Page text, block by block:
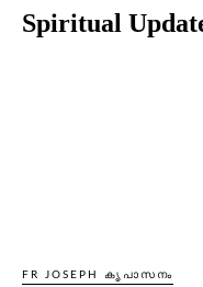
Spiritual
FR JOSEPH കൃപാസനം